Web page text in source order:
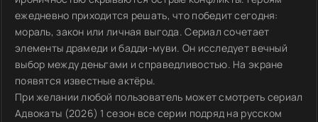
ежедневно приходится решать, что победит сегодня:
мораль, закон или личная выгода. Сериал сочетает
элементы драмеди и бадди-муви. Он исследует вечный
выбор между деньгами и справедливостью. На экране
появятся известные актёры.
При желании любой пользователь может смотреть сериал
Адвокаты (2026) 1 сезон все серии подряд на русском